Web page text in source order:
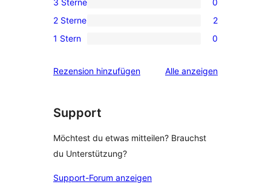
Rezensionen
Sterne-
Rezensionen
0 3-
Sterne-
Rezensionen
3 Sterne 0
2 2-
Sterne-
2 Sterne 2
0 1-
Rezensionen
1 Stern 0
Rezension hinzufügen Alle Rezensionen
anzeigen
Support
Möchtest du etwas mitteilen? Brauchst
du Unterstützung?
Support-Forum anzeigen